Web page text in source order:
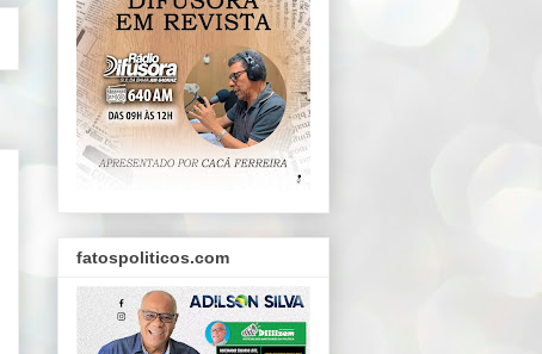
fatospoliticos.com